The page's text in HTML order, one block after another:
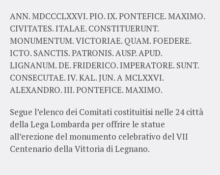
ANN. MDCCCLXXVI. PIO. IX. PONTEFICE. MAXIMO.
CIVITATES. ITALAE. CONSTITUERUNT.
MONUMENTUM. VICTORIAE. QUAM. FOEDERE.
ICTO. SANCTIS. PATRONIS. AUSP. APUD.
LIGNANUM. DE. FRIDERICO. IMPERATORE. SUNT.
CONSECUTAE. IV. KAL. JUN. A MCLXXVI.
ALEXANDRO. III. PONTEFICE. MAXIMO.
Segue l’elenco dei Comitati costituitisi nelle 24 città
della Lega Lombarda per offrire le statue
all’erezione del monumento celebrativo del VII
Centenario della Vittoria di Legnano.